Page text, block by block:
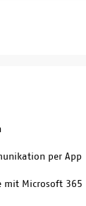
per App
mit Microsoft 365